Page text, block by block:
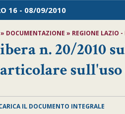
16 - 08/09/2010
DOCUMENTAZIONE » REGIONE LAZIO -
n. 20/2010
IL DOCUMENTO INTEGRALE